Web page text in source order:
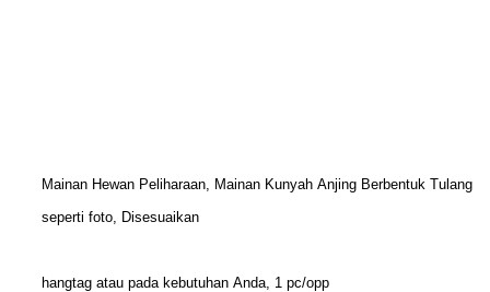
Mainan Hewan Peliharaan, Mainan Kunyah Anjing Berbentuk Tulang
seperti foto, Disesuaikan
hangtag atau pada kebutuhan Anda, 1 pc/opp